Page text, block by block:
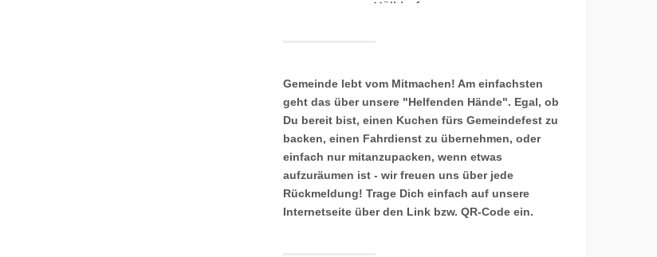
Gemeinde lebt vom Mitmachen! Am einfachsten
geht das über unsere "Helfenden Hände". Egal, ob
Du bereit bist, einen Kuchen fürs Gemeindefest zu
backen, einen Fahrdienst zu übernehmen, oder
einfach nur mitanzupacken, wenn etwas
aufzuräumen ist - wir freuen uns über jede
Rückmeldung! Trage Dich einfach auf unsere
Internetseite über den Link bzw. QR-Code ein.